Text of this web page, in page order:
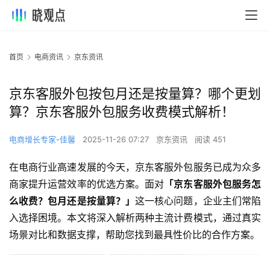
首页 电商资讯 京东资讯
京东客服外包按包月还是按量算？哪个更划
算？京东客服外包服务收费模式解析！
电商增长专家-佳馨 2025-11-26 07:27 京东资讯 阅读 451
在电商行业高速发展的今天，京东客服外包服务已成为众多
商家提升运营效率的优选方案。面对 「京东客服外包服务怎
么收费？包月还是按量算？」这一核心问题，企业主们常陷
入选择困境。本文将深入解析两种主流计费模式，通过真实
场景对比和数据支撑，帮助您找到最具性价比的合作方案。